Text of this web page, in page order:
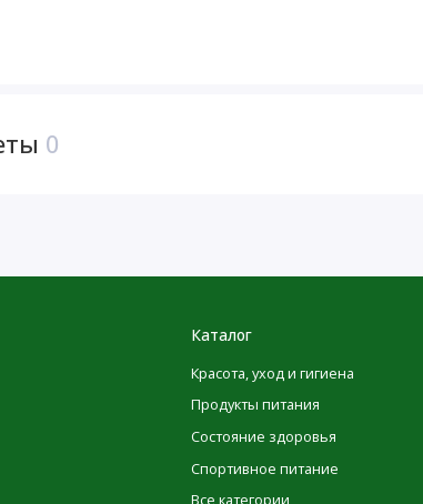
натрия) и аминокислоты
при условии потребления 2000 калорий в день.
0
Каталог
Красота, уход и гигиена
Продукты питания
Состояние здоровья
Спортивное питание
Все категории